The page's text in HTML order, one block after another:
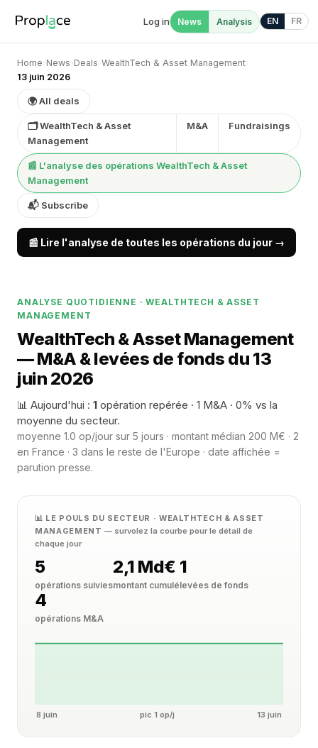
Log in News Analysis EN FR
Home› News› Deals›WealthTech & Asset Management›
13 juin 2026
🌍 All deals
🗂 WealthTech & Asset
Management
M&A Fundraisings
📰 L'analyse des opérations WealthTech & Asset
Management
📬 Subscribe
📰 Lire l'analyse de toutes les opérations du jour →
ANALYSE QUOTIDIENNE · WEALTHTECH & ASSET
MANAGEMENT
WealthTech & Asset Management
— M&A & levées de fonds du 13
juin 2026
📊 Aujourd'hui : 1 opération repérée · 1 M&A · 0% vs la
moyenne du secteur.
moyenne 1.0 op/jour sur 5 jours · montant médian 200 M€ · 2
en France · 3 dans le reste de l'Europe · date affichée =
parution presse.
📊 LE POULS DU SECTEUR · WEALTHTECH & ASSET
MANAGEMENT— survolez la courbe pour le détail de
chaque jour
5
opérations suivies
2,1 Md€
montant cumulé
1
levées de fonds
4
opérations M&A
8 juin pic 1 op/j 13 juin